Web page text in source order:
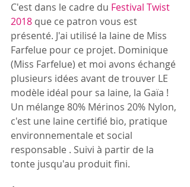
C'est dans le cadre du Festival Twist
2018 que ce patron vous est
présenté. J'ai utilisé la laine de Miss
Farfelue pour ce projet. Dominique
(Miss Farfelue) et moi avons échangé
plusieurs idées avant de trouver LE
modèle idéal pour sa laine, la Gaïa !
Un mélange 80% Mérinos 20% Nylon,
c'est une laine certifié bio, pratique
environnementale et social
responsable . Suivi à partir de la
tonte jusqu'au produit fini.